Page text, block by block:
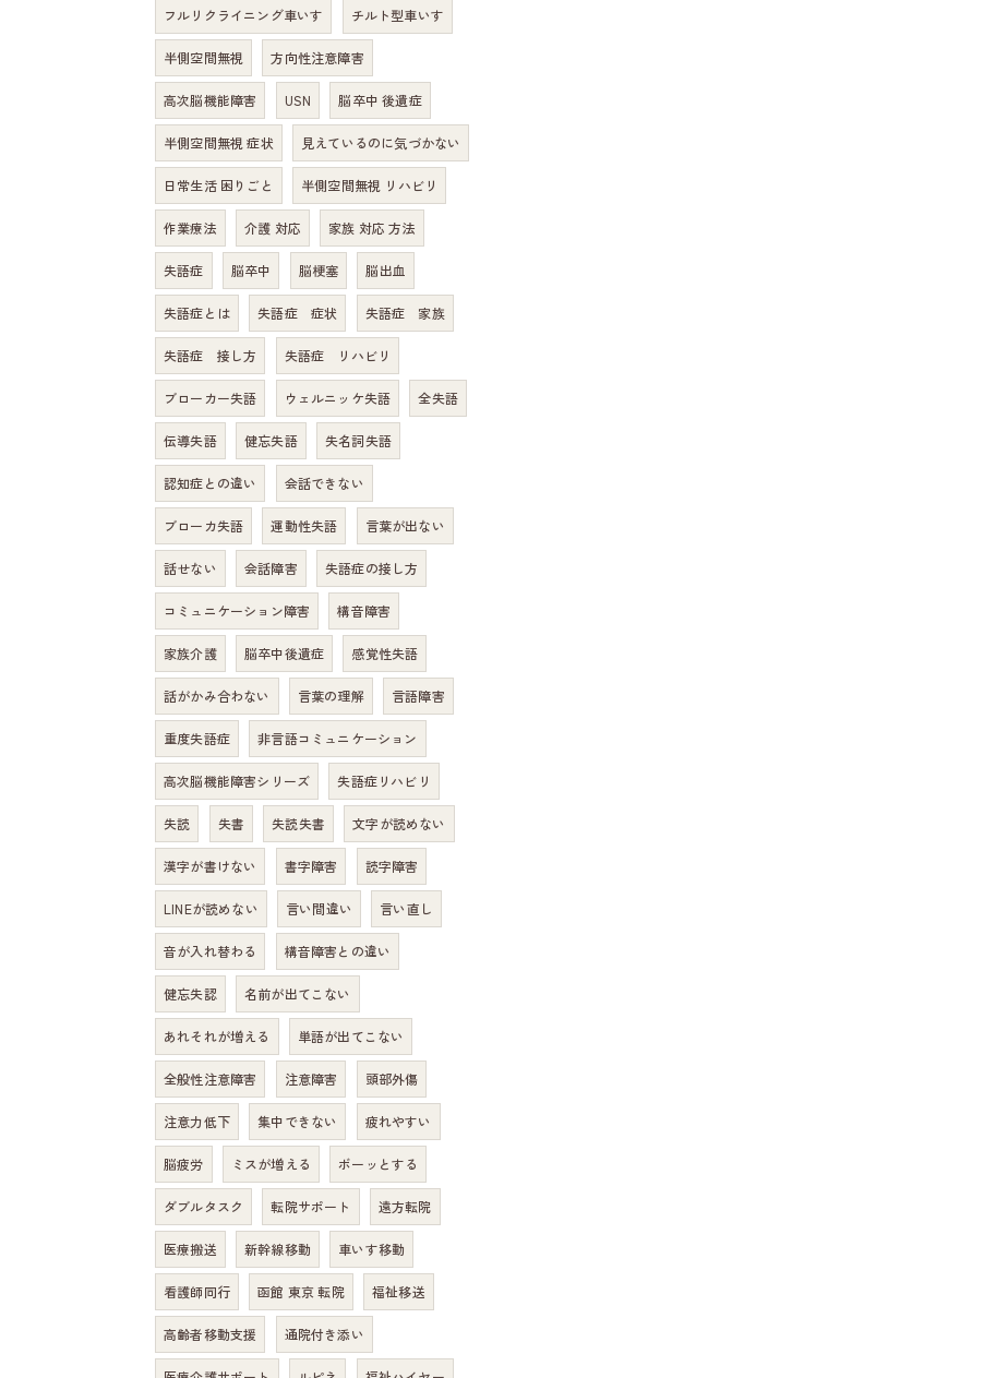
フルリクライニング車いす チルト型車いす
半側空間無視 方向性注意障害
高次脳機能障害 USN 脳卒中 後遺症
半側空間無視 症状 見えているのに気づかない
日常生活 困りごと 半側空間無視 リハビリ
作業療法 介護 対応 家族 対応 方法
失語症 脳卒中 脳梗塞 脳出血
失語症とは 失語症 症状 失語症 家族
失語症 接し方 失語症 リハビリ
ブローカー失語 ウェルニッケ失語 全失語
伝導失語 健忘失語 失名詞失語
認知症との違い 会話できない
ブローカ失語 運動性失語 言葉が出ない
話せない 会話障害 失語症の接し方
コミュニケーション障害 構音障害
家族介護 脳卒中後遺症 感覚性失語
話がかみ合わない 言葉の理解 言語障害
重度失語症 非言語コミュニケーション
高次脳機能障害シリーズ 失語症リハビリ
失読 失書 失読失書 文字が読めない
漢字が書けない 書字障害 読字障害
LINEが読めない 言い間違い 言い直し
音が入れ替わる 構音障害との違い
健忘失認 名前が出てこない
あれそれが増える 単語が出てこない
全般性注意障害 注意障害 頭部外傷
注意力低下 集中できない 疲れやすい
脳疲労 ミスが増える ボーッとする
ダブルタスク 転院サポート 遠方転院
医療搬送 新幹線移動 車いす移動
看護師同行 函館 東京 転院 福祉移送
高齢者移動支援 通院付き添い